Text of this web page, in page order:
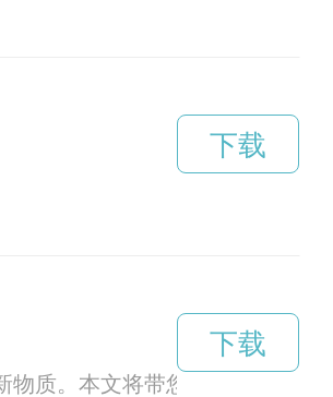
下载
质。本文将带您一起探秘这个
下载